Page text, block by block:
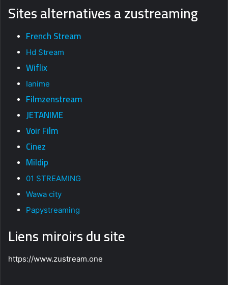
Sites alternatives a zustreaming
French Stream
Hd Stream
Wiflix
Ianime
Filmzenstream
JETANIME
Voir Film
Cinez
Mildip
01 STREAMING
Wawa city
Papystreaming
Liens miroirs du site
https://www.zustream.one